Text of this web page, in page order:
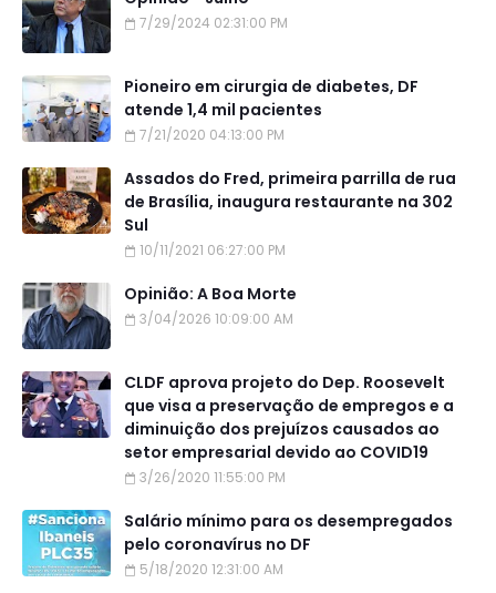
7/29/2024 02:31:00 PM
Pioneiro em cirurgia de diabetes, DF
atende 1,4 mil pacientes
7/21/2020 04:13:00 PM
Assados do Fred, primeira parrilla de rua
de Brasília, inaugura restaurante na 302
Sul
10/11/2021 06:27:00 PM
Opinião: A Boa Morte
3/04/2026 10:09:00 AM
CLDF aprova projeto do Dep. Roosevelt
que visa a preservação de empregos e a
diminuição dos prejuízos causados ao
setor empresarial devido ao COVID19
3/26/2020 11:55:00 PM
Salário mínimo para os desempregados
pelo coronavírus no DF
5/18/2020 12:31:00 AM